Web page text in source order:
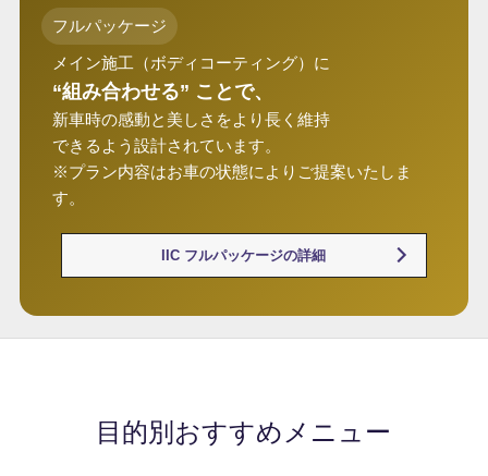
フルパッケージ
メイン施工（ボディコーティング）に
“組み合わせる” ことで、
新車時の感動と美しさをより長く維持
できるよう設計されています。
※プラン内容はお車の状態によりご提案いたしま
す。
IIC フルパッケージの詳細
目的別おすすめメニュー